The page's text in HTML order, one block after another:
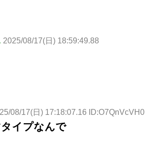
2025/08/17(日) 18:59:49.88
08/17(日) 17:18:07.16 ID:O7QnVcVH0
イプなんで